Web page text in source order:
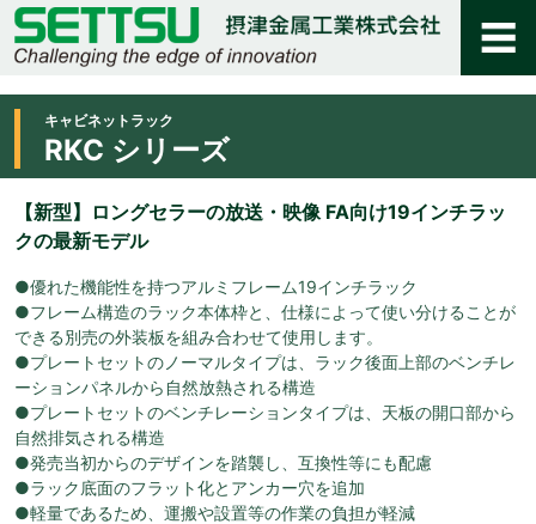
キャビネットラック
RKC シリーズ
【新型】ロングセラーの放送・映像 FA向け19インチラッ
クの最新モデル
●優れた機能性を持つアルミフレーム19インチラック
●フレーム構造のラック本体枠と、仕様によって使い分けることが
できる別売の外装板を組み合わせて使用します。
●プレートセットのノーマルタイプは、ラック後面上部のベンチレ
ーションパネルから自然放熱される構造
●プレートセットのベンチレーションタイプは、天板の開口部から
自然排気される構造
●発売当初からのデザインを踏襲し、互換性等にも配慮
●ラック底面のフラット化とアンカー穴を追加
●軽量であるため、運搬や設置等の作業の負担が軽減